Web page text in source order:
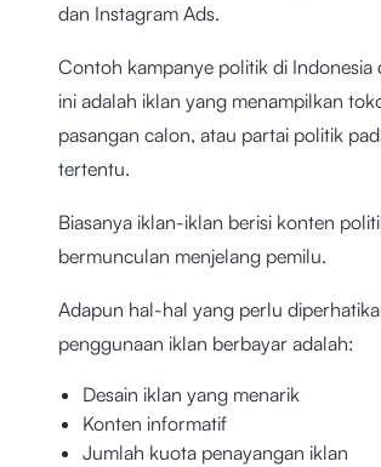
dan Instagram Ads.
Contoh kampanye politik di Indonesia
ini adalah iklan yang menampilkan
pasangan calon, atau partai politik
tertentu.
Biasanya iklan-iklan berisi konten
bermunculan menjelang pemilu.
Adapun hal-hal yang perlu
penggunaan iklan berbayar adalah:
Desain iklan yang menarik
Konten informatif
Jumlah kuota penayangan iklan